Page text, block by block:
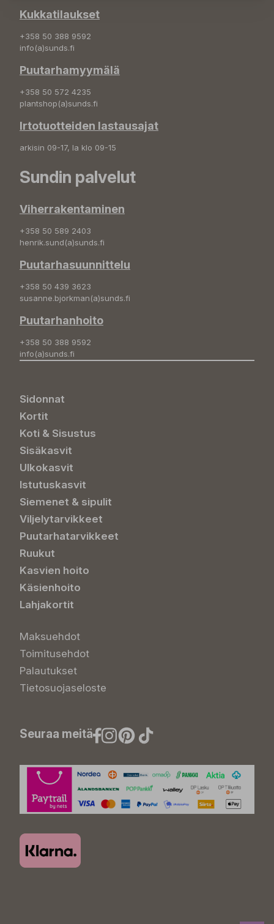
Kukkatilaukset
+358 50 388 9592
info(a)sunds.fi
Puutarhamyymälä
+358 50 572 4235
plantshop(a)sunds.fi
Irtotuotteiden lastausajat
arkisin 09-17, la klo 09-15
Sundin palvelut
Viherrakentaminen
+358 50 589 2403
henrik.sund(a)sunds.fi
Puutarhasuunnittelu
+358 50 439 3623
susanne.bjorkman(a)sunds.fi
Puutarhanhoito
+358 50 388 9592
info(a)sunds.fi
Sidonnat
Kortit
Koti & Sisustus
Sisäkasvit
Ulkokasvit
Istutuskasvit
Siemenet & sipulit
Viljelytarvikkeet
Puutarhatarvikkeet
Ruukut
Kasvien hoito
Käsienhoito
Lahjakortit
Maksuehdot
Toimitusehdot
Palautukset
Tietosuojaseloste
Seuraa meitä